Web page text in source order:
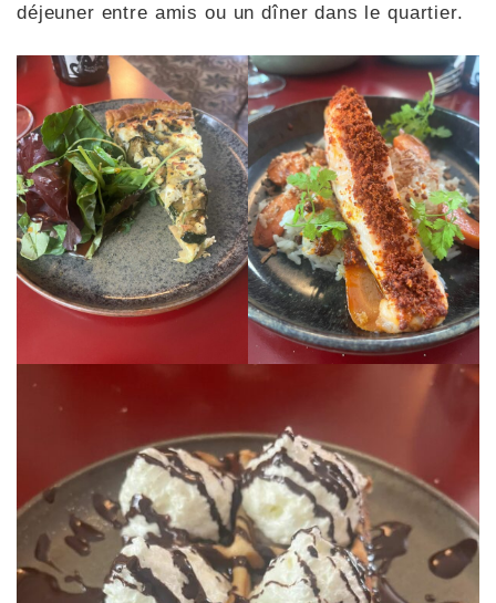
déjeuner entre amis ou un dîner dans le quartier.